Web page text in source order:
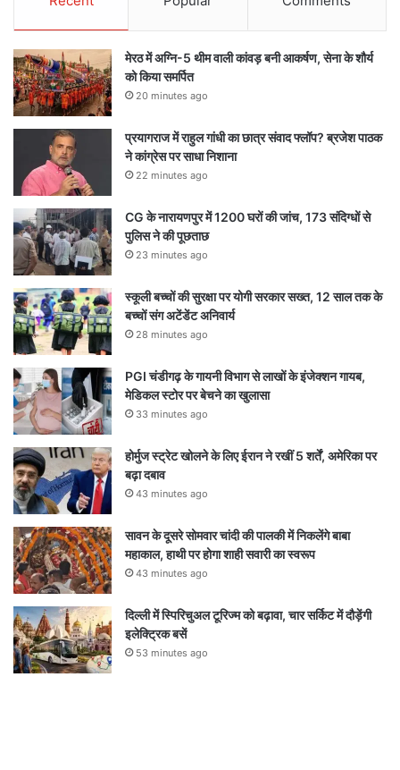
मेरठ में अग्नि-5 थीम वाली कांवड़ बनी आकर्षण, सेना के शौर्य
को किया समर्पित
20 minutes ago
प्रयागराज में राहुल गांधी का छात्र संवाद फ्लॉप? ब्रजेश पाठक
ने कांग्रेस पर साधा निशाना
22 minutes ago
CG के नारायणपुर में 1200 घरों की जांच, 173 संदिग्धों से
पुलिस ने की पूछताछ
23 minutes ago
स्कूली बच्चों की सुरक्षा पर योगी सरकार सख्त, 12 साल तक के
बच्चों संग अटेंडेंट अनिवार्य
28 minutes ago
PGI चंडीगढ़ के गायनी विभाग से लाखों के इंजेक्शन गायब,
मेडिकल स्टोर पर बेचने का खुलासा
33 minutes ago
होर्मुज स्ट्रेट खोलने के लिए ईरान ने रखीं 5 शर्तें, अमेरिका पर
बढ़ा दबाव
43 minutes ago
सावन के दूसरे सोमवार चांदी की पालकी में निकलेंगे बाबा
महाकाल, हाथी पर होगा शाही सवारी का स्वरूप
43 minutes ago
दिल्ली में स्पिरिचुअल टूरिज्म को बढ़ावा, चार सर्किट में दौड़ेंगी
इलेक्ट्रिक बसें
53 minutes ago